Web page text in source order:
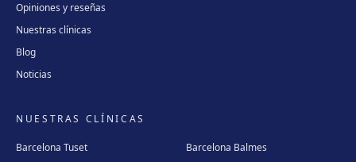
Opiniones y reseñas
Nuestras clínicas
Blog
Noticias
NUESTRAS CLÍNICAS
Barcelona Tuset
Barcelona Balmes